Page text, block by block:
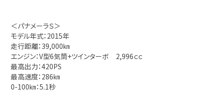
＜パナメーラＳ＞
モデル年式：2015年
走行距離：39,000㎞
エンジン：V型6気筒+ツインターボ 2,996ｃｃ
最高出力：420PS
最高速度：286㎞
0-100㎞：5.1秒